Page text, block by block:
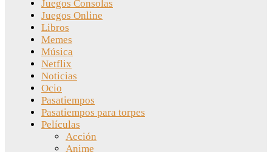
Juegos Consolas
Juegos Online
Libros
Memes
Música
Netflix
Noticias
Ocio
Pasatiempos
Pasatiempos para torpes
Películas
Acción
Anime